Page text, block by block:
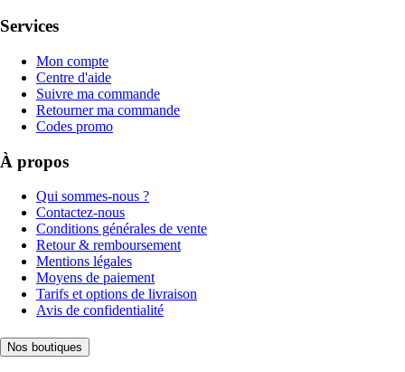
Services
Mon compte
Centre d'aide
Suivre ma commande
Retourner ma commande
Codes promo
À propos
Qui sommes-nous ?
Contactez-nous
Conditions générales de vente
Retour & remboursement
Mentions légales
Moyens de paiement
Tarifs et options de livraison
Avis de confidentialité
Nos boutiques